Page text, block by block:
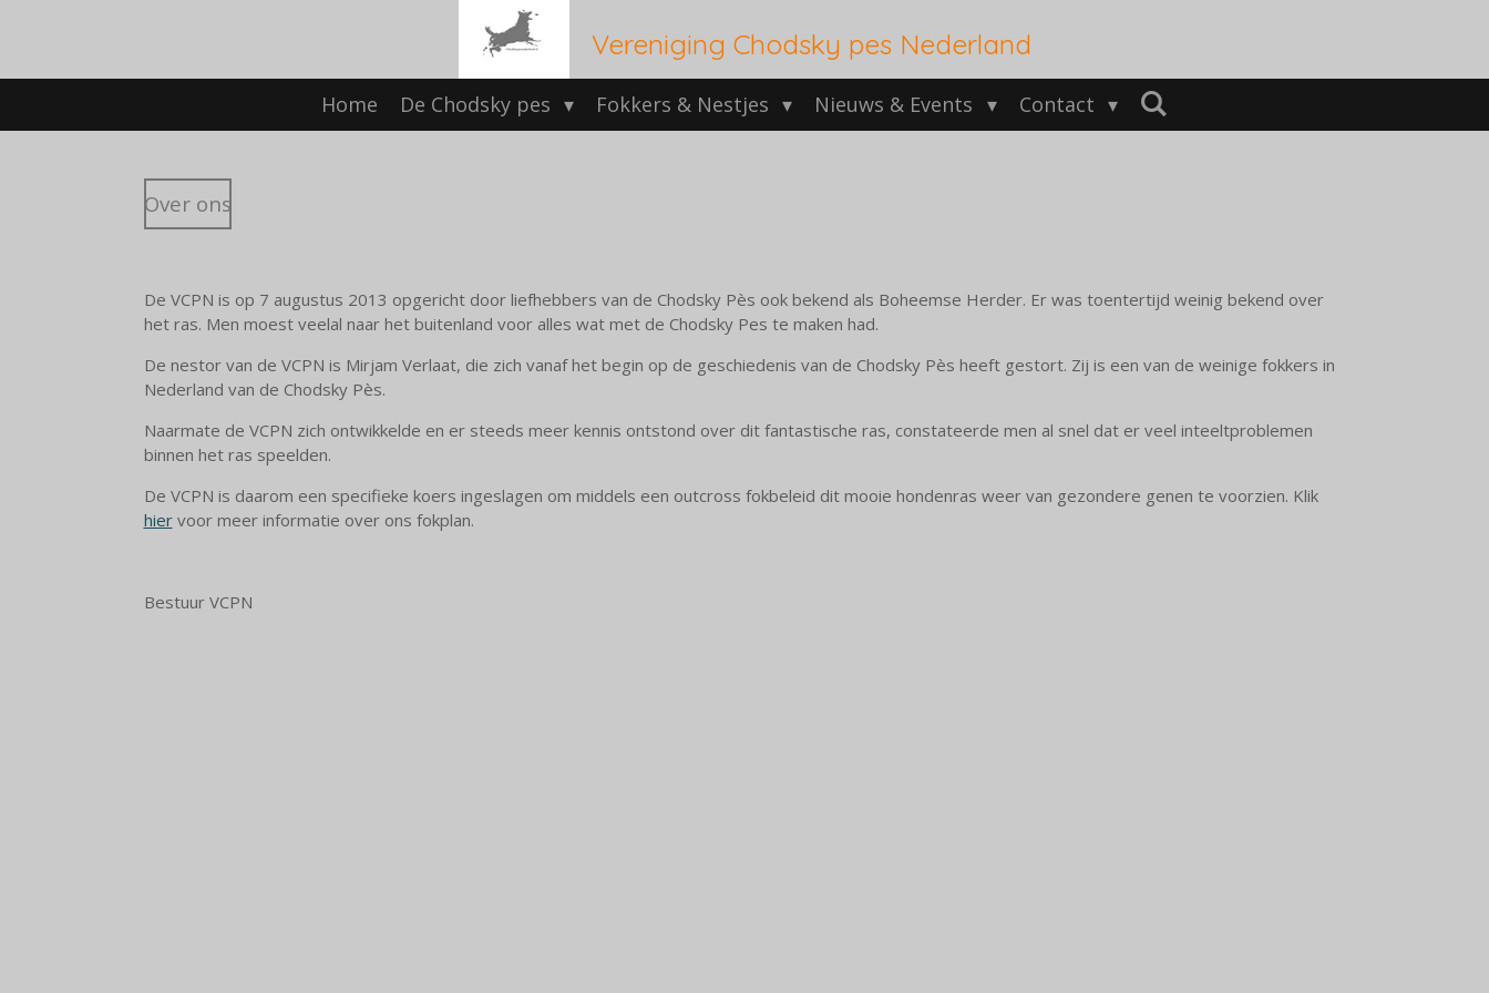
Vereniging Chodsky pes Nederland
Home De Chodsky pes Fokkers & Nestjes Nieuws & Events Contact
Over ons
De VCPN is op 7 augustus 2013 opgericht door liefhebbers van de Chodsky Pès ook bekend als Boheemse Herder. Er was toentertijd weinig bekend over
het ras. Men moest veelal naar het buitenland voor alles wat met de Chodsky Pes te maken had.
De nestor van de VCPN is Mirjam Verlaat, die zich vanaf het begin op de geschiedenis van de Chodsky Pès heeft gestort. Zij is een van de weinige fokkers in
Nederland van de Chodsky Pès.
Naarmate de VCPN zich ontwikkelde en er steeds meer kennis ontstond over dit fantastische ras, constateerde men al snel dat er veel inteeltproblemen
binnen het ras speelden.
De VCPN is daarom een specifieke koers ingeslagen om middels een outcross fokbeleid dit mooie hondenras weer van gezondere genen te voorzien. Klik
hiervoor meer informatie over ons fokplan.
Bestuur VCPN